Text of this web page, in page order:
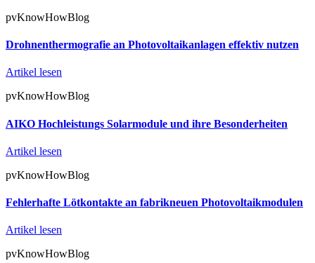
pvKnowHowBlog
Drohnenthermografie an Photovoltaikanlagen effektiv nutzen
Artikel lesen
pvKnowHowBlog
AIKO Hochleistungs Solarmodule und ihre Besonderheiten
Artikel lesen
pvKnowHowBlog
Fehlerhafte Lötkontakte an fabrikneuen Photovoltaikmodulen
Artikel lesen
pvKnowHowBlog